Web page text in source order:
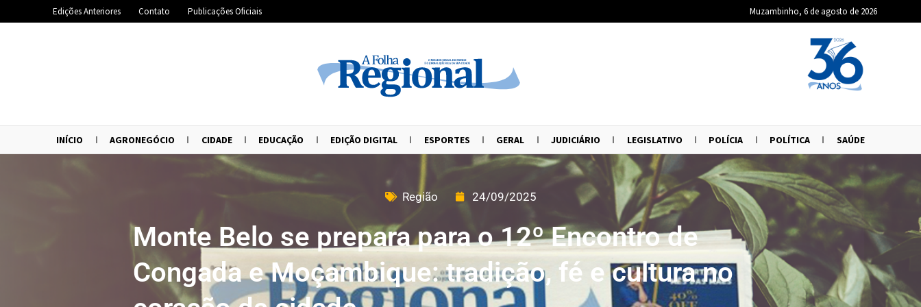
Edições Anteriores Contato Publicações Oficiais Muzambinho, 6 de agosto de 2026
INÍCIO AGRONEGÓCIO CIDADE EDUCAÇÃO EDIÇÃO DIGITAL ESPORTES GERAL JUDICIÁRIO LEGISLATIVO POLÍCIA POLÍTICA SAÚDE
Região 24/09/2025
Monte Belo se prepara para o 12º Encontro de
Congada e Moçambique: tradição, fé e cultura no